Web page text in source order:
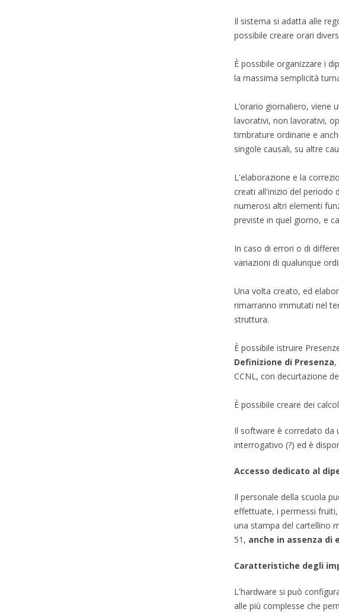
Il sistema si adatta alle
possibile creare orari
È possibile organizzare i
la massima semplicità
L’orario giornaliero, viene
lavorativi, non lavorativi,
timbrature ordinarie e
singole causali, su altre
L'elaborazione e la
creati all'inizio del periodo
numerosi altri elementi
previste in quel giorno, e
In caso di errori o di
variazioni di qualunque
Una volta creato, ed
rimarranno immutati nel
struttura.
È possibile istruire
Definizione di Presenza,
CCNL, con decurtazione
È possibile creare dei
Il software è corredato da
interrogativo (?) ed è
Accesso dedicato al
Il personale della scuola
effettuate, i permessi
una stampa del cartellino
51, anche in assenza di
Caratteristiche degli
L'hardware si può
alle più complesse che